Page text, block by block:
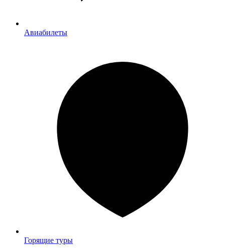
Авиабилеты
Горящие туры